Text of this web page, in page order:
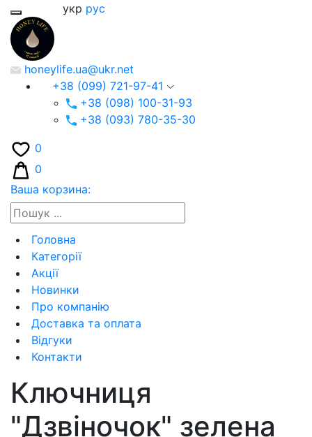
укр рус
honeylife.ua@ukr.net
+38 (099) 721-97-41
+38 (098) 100-31-93
+38 (093) 780-35-30
0
0
Ваша корзина:
Головна
Категорії
Акції
Новинки
Про компанію
Доставка та оплата
Відгуки
Контакти
Ключниця
"Дзвіночок" зелена